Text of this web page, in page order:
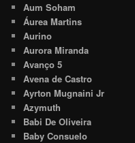
Aum Soham
Áurea Martins
Aurino
Aurora Miranda
Avanço 5
Avena de Castro
Ayrton Mugnaini Jr
Azymuth
Babi De Oliveira
Baby Consuelo